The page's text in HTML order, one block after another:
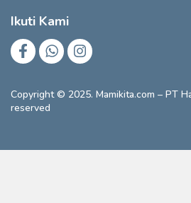
Ikuti Kami
Copyright © 2025. Mamikita.com – PT
reserved